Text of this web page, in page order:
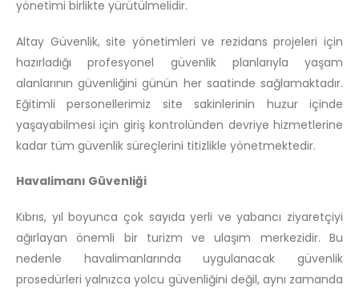
yönetimi birlikte yürütülmelidir.
Altay Güvenlik, site yönetimleri ve rezidans projeleri için
hazırladığı profesyonel güvenlik planlarıyla yaşam
alanlarının güvenliğini günün her saatinde sağlamaktadır.
Eğitimli personellerimiz site sakinlerinin huzur içinde
yaşayabilmesi için giriş kontrolünden devriye hizmetlerine
kadar tüm güvenlik süreçlerini titizlikle yönetmektedir.
Havalimanı Güvenliği
Kıbrıs, yıl boyunca çok sayıda yerli ve yabancı ziyaretçiyi
ağırlayan önemli bir turizm ve ulaşım merkezidir. Bu
nedenle havalimanlarında uygulanacak güvenlik
prosedürleri yalnızca yolcu güvenliğini değil, aynı zamanda